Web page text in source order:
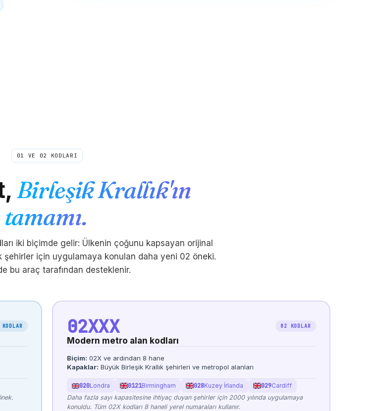
01 VE 02 KODLARI
Birleşik Krallık'ın
tamamı.
iki biçimde gelir: Ülkenin çoğunu kapsayan orijinal
şehirler için uygulamaya konulan daha yeni 02 öneki.
bu araç tarafından desteklenir.
02XXX 02 KODLAR
Modern metro alan kodları
Biçim: 02X ve ardından 8 hane
Kapaklar: Büyük Birleşik Krallık şehirleri ve metropol alanları
020Londra 0121Birmingham 028Kuzey İrlanda 029Cardiff
Daha fazla sayı kapasitesine ihtiyaç duyan şehirler için 2000 yılında uygulamaya
konuldu. Tüm 02X kodları 8 haneli yerel numaraları kullanır.